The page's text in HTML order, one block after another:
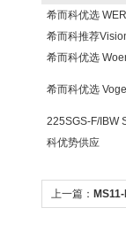
希而科优选
希而科推荐
希而科优选
希而科优选
225SGS-F/IBW
科优势供应
上一篇：